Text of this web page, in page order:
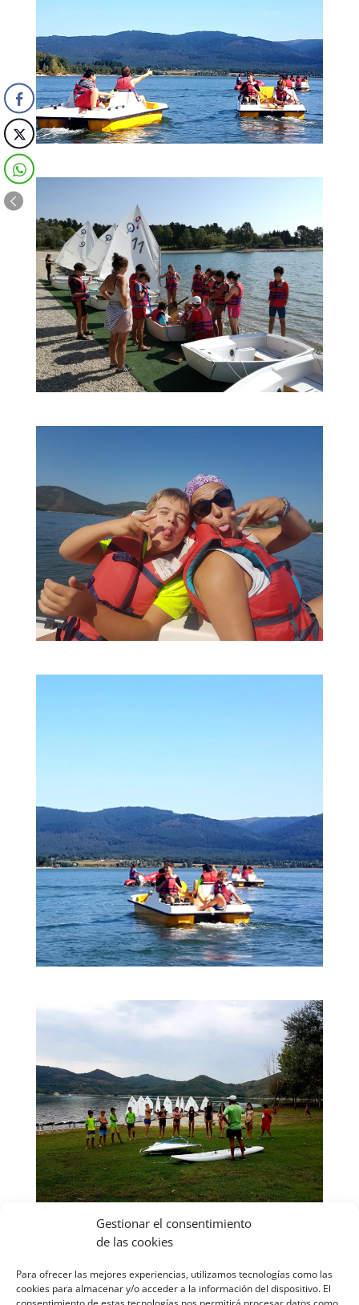
Gestionar el consentimiento
de las cookies
Para ofrecer las mejores experiencias, utilizamos tecnologías como las
cookies para almacenar y/o acceder a la información del dispositivo. El
1 2 Siguiente